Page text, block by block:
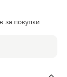
за покупки